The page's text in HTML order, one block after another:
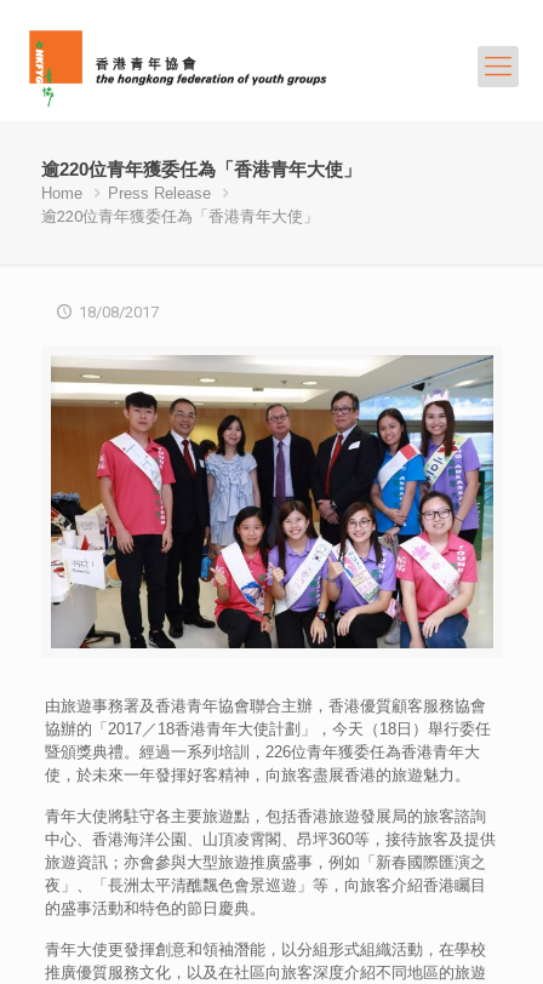
逾220位青年獲委任為「香港青年大使」
Home
Press Release
逾220位青年獲委任為「香港青年大使」
18/08/2017
由旅遊事務署及香港青年協會聯合主辦，香港優質顧客服務協會
協辦的「2017／18香港青年大使計劃」，今天（18日）舉行委任
暨頒獎典禮。經過一系列培訓，226位青年獲委任為香港青年大
使，於未來一年發揮好客精神，向旅客盡展香港的旅遊魅力。
青年大使將駐守各主要旅遊點，包括香港旅遊發展局的旅客諮詢
中心、香港海洋公園、山頂凌霄閣、昂坪360等，接待旅客及提供
旅遊資訊；亦會參與大型旅遊推廣盛事，例如「新春國際匯演之
夜」、「長洲太平清醮飄色會景巡遊」等，向旅客介紹香港矚目
的盛事活動和特色的節日慶典。
青年大使更發揮創意和領袖潛能，以分組形式組織活動，在學校
推廣優質服務文化，以及在社區向旅客深度介紹不同地區的旅遊